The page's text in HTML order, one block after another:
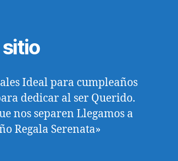
Ideal para cumpleaños
dedicar al ser Querido.
nos separen Llegamos a
Regala Serenata»